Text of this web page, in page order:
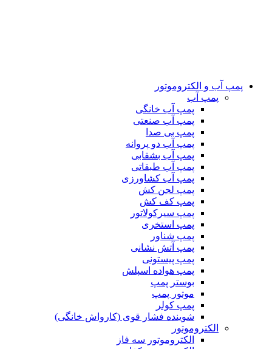
پمپ آب و الکتروموتور
پمپ آب
پمپ آب خانگی
پمپ آب صنعتی
پمپ بی صدا
پمپ آب دو پروانه
پمپ آب بشقابی
پمپ آب طبقاتی
پمپ آب کشاورزی
پمپ لجن کش
پمپ کف کش
پمپ سیرکولاتور
پمپ استخری
پمپ شناور
پمپ آتش نشانی
پمپ پیستونی
پمپ هواده اسپلش
بوستر پمپ
موتور پمپ
پمپ کولر
شوینده فشار قوی (کارواش خانگی)
الکتروموتور
الکتروموتور سه فاز